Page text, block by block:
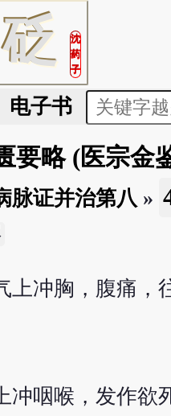
砭
沈
药
子
电子书
要略 (医宗金
脉证并治第八 »
上冲胸，腹痛，
冲咽喉，发作欲